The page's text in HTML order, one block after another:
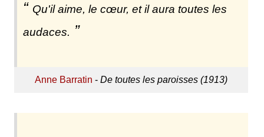
Qu'il aime, le cœur, et il aura toutes les
audaces.
Anne Barratin - De toutes les paroisses (1913)